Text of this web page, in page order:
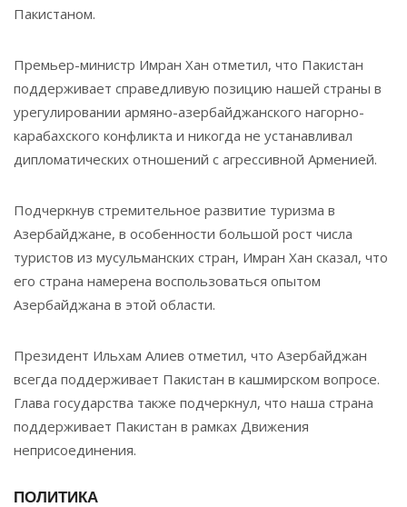
Пакистаном.
Премьер-министр Имран Хан отметил, что Пакистан
поддерживает справедливую позицию нашей страны в
урегулировании армяно-азербайджанского нагорно-
карабахского конфликта и никогда не устанавливал
дипломатических отношений с агрессивной Арменией.
Подчеркнув стремительное развитие туризма в
Азербайджане, в особенности большой рост числа
туристов из мусульманских стран, Имран Хан сказал, что
его страна намерена воспользоваться опытом
Азербайджана в этой области.
Президент Ильхам Алиев отметил, что Азербайджан
всегда поддерживает Пакистан в кашмирском вопросе.
Глава государства также подчеркнул, что наша страна
поддерживает Пакистан в рамках Движения
неприсоединения.
ПОЛИТИКА